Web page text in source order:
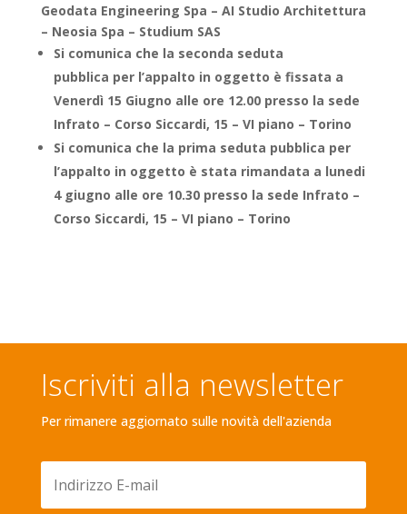
Geodata Engineering Spa – AI Studio Architettura
– Neosia Spa – Studium SAS
Si comunica che la seconda seduta
pubblica per l’appalto in oggetto è fissata a
Venerdì 15 Giugno alle ore 12.00 presso la sede
Infrato – Corso Siccardi, 15 – VI piano – Torino
Si comunica che la prima seduta pubblica per
l’appalto in oggetto è stata rimandata a lunedi
4 giugno alle ore 10.30 presso la sede Infrato –
Corso Siccardi, 15 – VI piano – Torino
Iscriviti alla newsletter
Per rimanere aggiornato sulle novità dell'azienda